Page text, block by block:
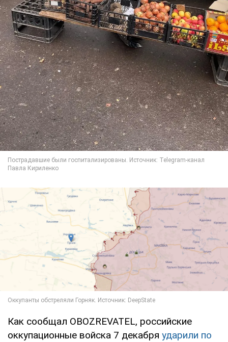
Как сообщал OBOZREVATEL, российские
оккупационные войска 7 декабря ударили по